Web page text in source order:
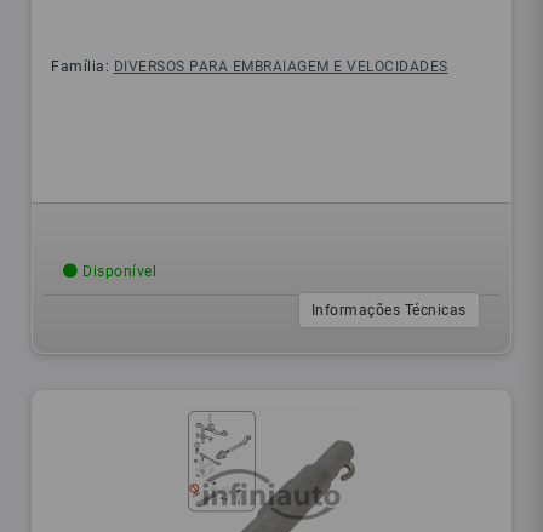
Família: DIVERSOS PARA EMBRAIAGEM E VELOCIDADES
Disponível
Informações Técnicas